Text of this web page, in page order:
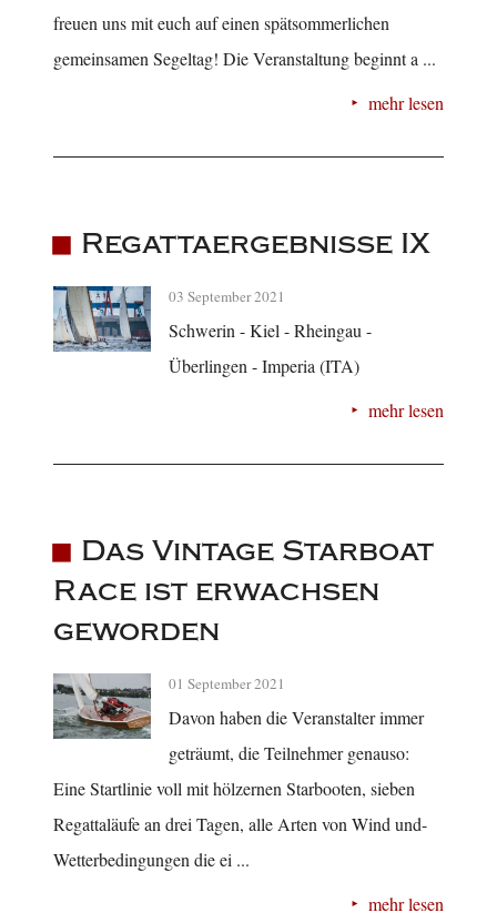
freuen uns mit euch auf einen spätsommerlichen
gemeinsamen Segeltag! Die Veranstaltung beginnt a ...
mehr lesen
Regattaergebnisse IX
03 September 2021
Schwerin - Kiel - Rheingau -
Überlingen - Imperia (ITA)
mehr lesen
Das Vintage Starboat
Race ist erwachsen
geworden
01 September 2021
Davon haben die Veranstalter immer
geträumt, die Teilnehmer genauso:
Eine Startlinie voll mit hölzernen Starbooten, sieben
Regattaläufe an drei Tagen, alle Arten von Wind und-
Wetterbedingungen die ei ...
mehr lesen